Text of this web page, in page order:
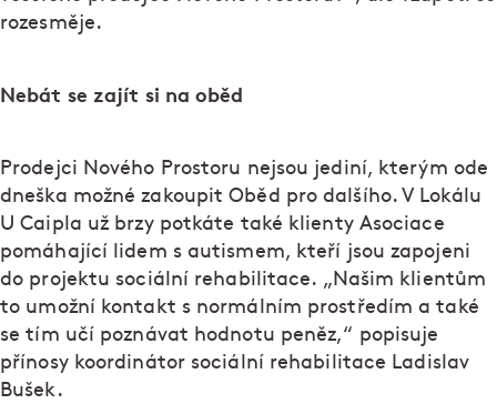
rozesměje.
Nebát se zajít si na oběd
Prodejci Nového Prostoru nejsou jediní, kterým ode
dneška možné zakoupit Oběd pro dalšího. V Lokálu
U Caipla už brzy potkáte také klienty Asociace
pomáhající lidem s autismem, kteří jsou zapojeni
do projektu sociální rehabilitace. „Našim klientům
to umožní kontakt s normálním prostředím a také
se tím učí poznávat hodnotu peněz,“ popisuje
přínosy koordinátor sociální rehabilitace Ladislav
Bušek.